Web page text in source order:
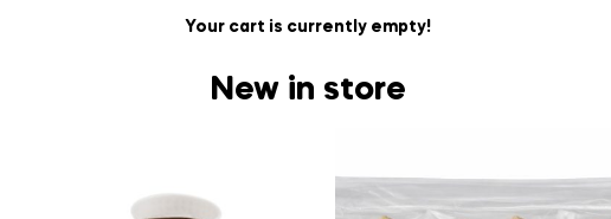
Your cart is currently empty!
New in store